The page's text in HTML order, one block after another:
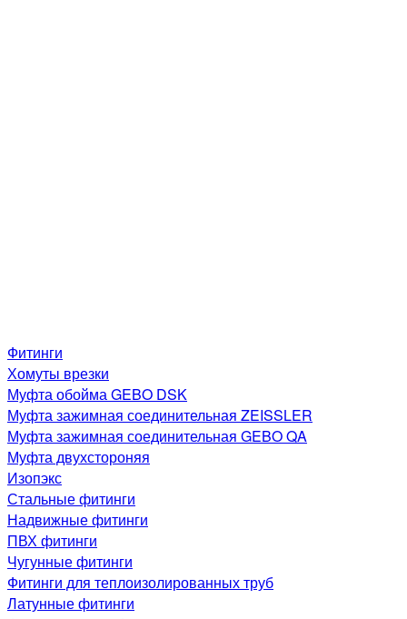
Фитинги
Хомуты врезки
Муфта обойма GEBO DSK
Муфта зажимная соединительная ZEISSLER
Муфта зажимная соединительная GEBO QA
Муфта двухстороняя
Изопэкс
Стальные фитинги
Надвижные фитинги
ПВХ фитинги
Чугунные фитинги
Фитинги для теплоизолированных труб
Латунные фитинги